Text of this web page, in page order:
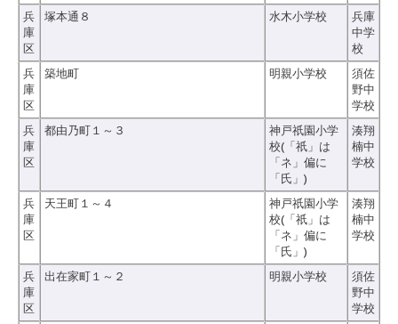
兵
庫
区
塚本通８ 水木小学校
兵庫
中学
校
兵
庫
区
築地町 明親小学校
須佐
野中
学校
兵
庫
区
都由乃町１～３
神戸祇園小学
校(「祇」は
「ネ」偏に
「氏」)
湊翔
楠中
学校
兵
庫
区
天王町１～４
神戸祇園小学
校(「祇」は
「ネ」偏に
「氏」)
湊翔
楠中
学校
兵
庫
区
出在家町１～２ 明親小学校
須佐
野中
学校